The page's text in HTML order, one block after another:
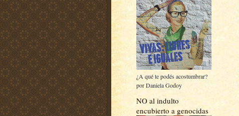
¿A qué te podés acostumbrar?
por Daniela Godoy
NO al indulto
encubierto a genocidas